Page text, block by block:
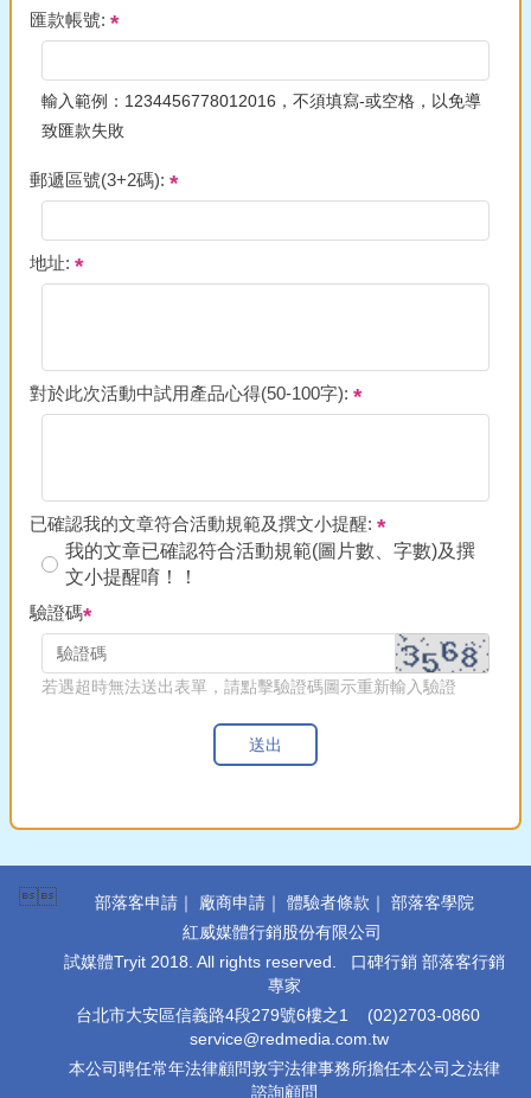
匯款帳號:
輸入範例：1234456778012016，不須填寫-或空格，以免導
致匯款失敗
郵遞區號(3+2碼):
地址:
對於此次活動中試用產品心得(50-100字):
已確認我的文章符合活動規範及撰文小提醒:
我的文章已確認符合活動規範(圖片數、字數)及撰
文小提醒唷！！
驗證碼
若遇超時無法送出表單，請點擊驗證碼圖示重新輸入驗證
送出
 部落客申請 ｜ 廠商申請 ｜ 體驗者條款 ｜ 部落客學院
紅威媒體行銷股份有限公司
試媒體Tryit 2018. All rights reserved. 口碑行銷 部落客行銷
專家
台北市大安區信義路4段279號6樓之1 (02)2703-0860
service@redmedia.com.tw
本公司聘任常年法律顧問敦宇法律事務所擔任本公司之法律
諮詢顧問